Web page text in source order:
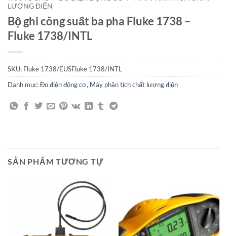
LƯỢNG ĐIỆN
Bộ ghi công suất ba pha Fluke 1738 –
Fluke 1738/INTL
SKU: Fluke 1738/EUSFluke 1738/INTL
Danh mục:Đo điện động cơ, Máy phân tích chất lượng điện
SẢN PHẨM TƯƠNG TỰ